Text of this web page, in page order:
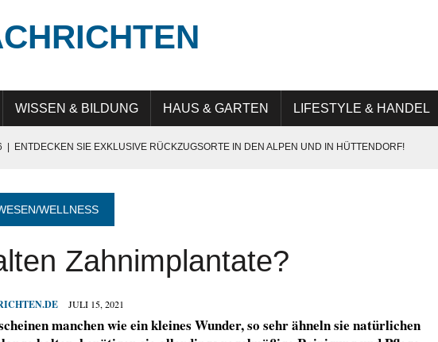
WISSEN & BILDUNG HAUS & GARTEN LIFESTYLE & HANDEL
ENTDECKEN SIE EXKLUSIVE RÜCKZUGSORTE IN DEN ALPEN UND IN HÜTTENDORF!
IN DUBAI FÜR EXPATS SO ATTRAKTIV IST
IM HANDEL: WIE UNTERNEHMEN IM ALLTAG SICHTBAR UND RELEVANT BLEIBEN
WELLNESS
Zahnimplantate?
JULI 15, 2021
manchen wie ein kleines Wunder, so sehr ähneln sie natürlichen